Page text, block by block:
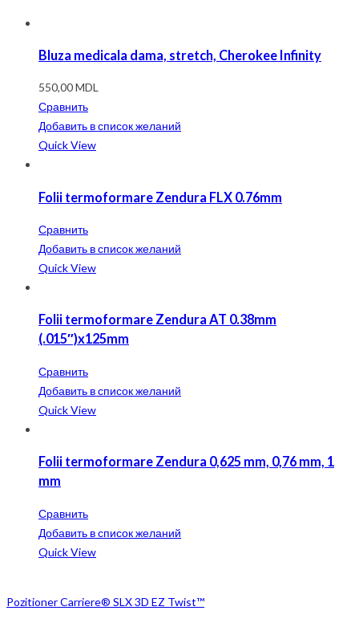
Bluza medicala dama, stretch, Cherokee Infinity
550,00MDL
Сравнить
Добавить в список желаний
Quick View
Folii termoformare Zendura FLX 0.76mm
Сравнить
Добавить в список желаний
Quick View
Folii termoformare Zendura AT 0.38mm
(.015″)x125mm
Сравнить
Добавить в список желаний
Quick View
Folii termoformare Zendura 0,625 mm, 0,76 mm, 1
mm
Сравнить
Добавить в список желаний
Quick View
Pozitioner Carriere® SLX 3D EZ Twist™